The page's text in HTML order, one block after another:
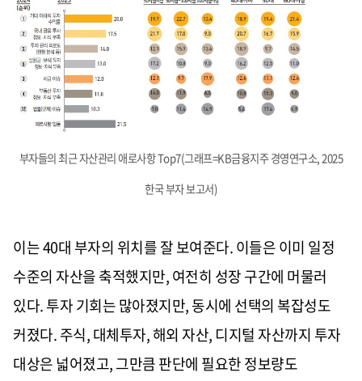
부자들의 최근 자산관리 애로사항 Top7(그래프=KB금융지주 경영연구소, 2025
한국 부자 보고서)
이는 40대 부자의 위치를 잘 보여준다. 이들은 이미 일정
수준의 자산을 축적했지만, 여전히 성장 구간에 머물러
있다. 투자 기회는 많아졌지만, 동시에 선택의 복잡성도
커졌다. 주식, 대체투자, 해외 자산, 디지털 자산까지 투자
대상은 넓어졌고, 그만큼 판단에 필요한 정보량도